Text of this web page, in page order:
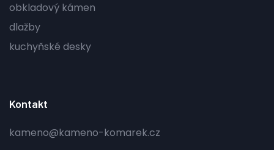
obkladový kámen
dlažby
kuchyňské desky
Kontakt
kameno@kameno-komarek.cz